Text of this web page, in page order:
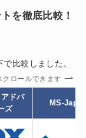
を徹底比較！
比較しました。
クロールできます
アドバ
ズ
MS-